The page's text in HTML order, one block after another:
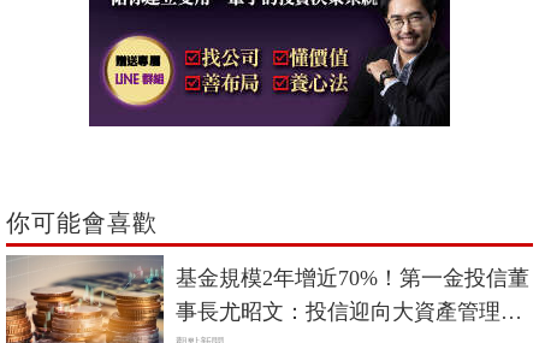
你可能會喜歡
基金規模2年增近70%！第一金投信董
事長尤昭文：投信迎向大資產管理時